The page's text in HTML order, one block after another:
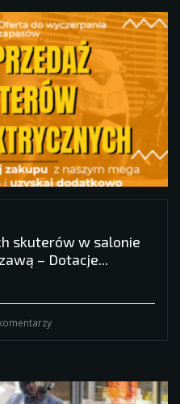
skuterów w salonie
– Dotacje...